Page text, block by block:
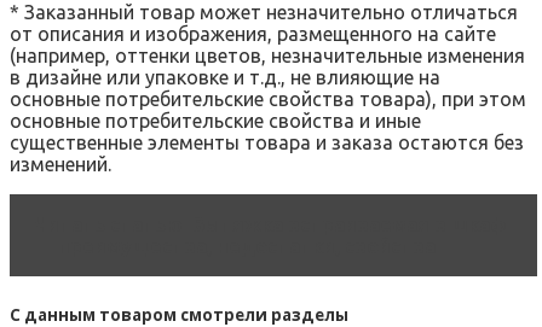
* Заказанный товар может незначительно отличаться
от описания и изображения, размещенного на сайте
(например, оттенки цветов, незначительные изменения
в дизайне или упаковке и т.д., не влияющие на
основные потребительские свойства товара), при этом
основные потребительские свойства и иные
существенные элементы товара и заказа остаются без
изменений.
С данным товаром смотрели разделы